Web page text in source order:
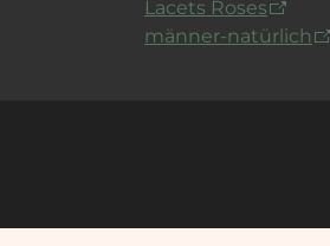
Lacets Roses
männer-natürlich